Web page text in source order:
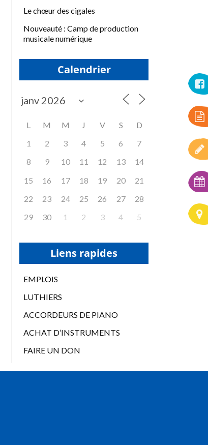
Le chœur des cigales
Nouveauté : Camp de production
musicale numérique
Calendrier
L M M J V S
D
1
2 3 4 5 6
7
8
9 10 11 12 13
14
15
16 17 18 19 20
21
22
23 24 25 26 27
28
29
30 1 2 3 4 5
Liens rapides
EMPLOIS
LUTHIERS
ACCORDEURS DE PIANO
ACHAT D’INSTRUMENTS
FAIRE UN DON